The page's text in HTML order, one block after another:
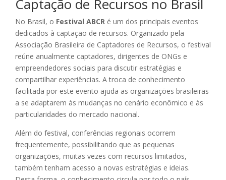
Captação de Recursos no Brasil
No Brasil, o Festival ABCR é um dos principais eventos
dedicados à captação de recursos. Organizado pela
Associação Brasileira de Captadores de Recursos, o festival
reúne anualmente captadores, dirigentes de ONGs e
empreendedores sociais para discutir estratégias e
compartilhar experiências. A troca de conhecimento
facilitada por este evento ajuda as organizações brasileiras
a se adaptarem às mudanças no cenário econômico e às
particularidades do mercado nacional.
Além do festival, conferências regionais ocorrem
frequentemente, possibilitando que as pequenas
organizações, muitas vezes com recursos limitados,
também tenham acesso a novas estratégias e ideias.